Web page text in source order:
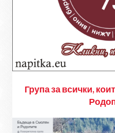
Група за всички,